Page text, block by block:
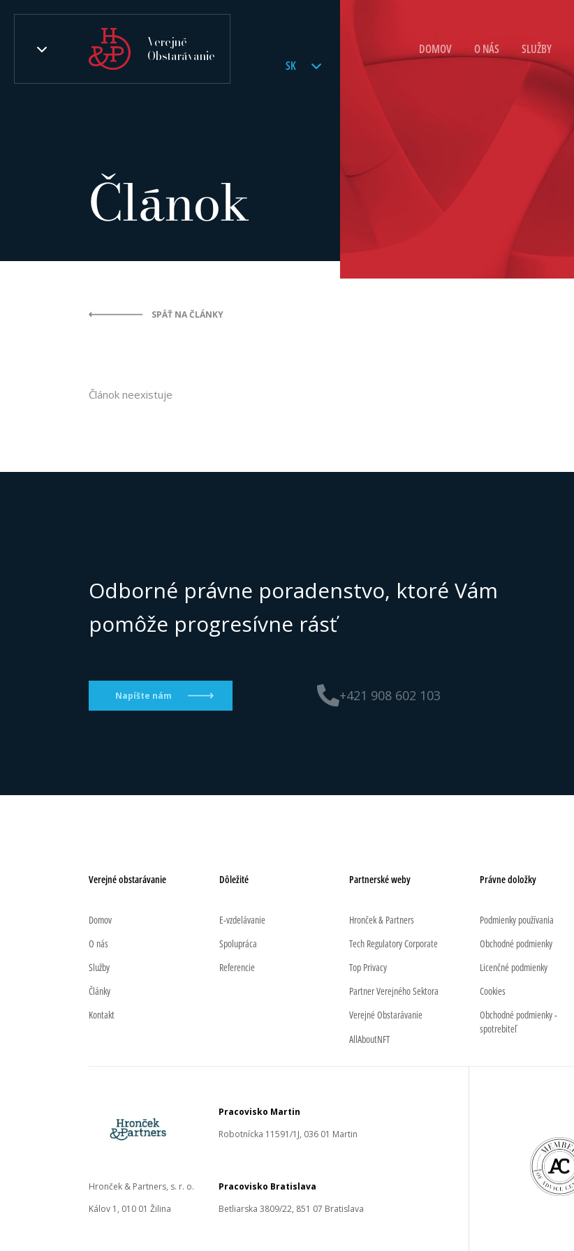
Verejné
Obstarávanie
SK
DOMOV O NÁS SLUŽBY
Článok
SPÄŤ NA ČLÁNKY
Článok neexistuje
Odborné právne poradenstvo, ktoré Vám
pomôže progresívne rásť
+421 908 602 103
Napíšte nám
Verejné obstarávanie
Domov
O nás
Služby
Články
Kontakt
Dôležité
E-vzdelávanie
Spolupráca
Referencie
Partnerské weby
Hronček & Partners
Tech Regulatory Corporate
Top Privacy
Partner Verejného Sektora
Verejné Obstarávanie
AllAboutNFT
Právne doložky
Podmienky používania
Obchodné podmienky
Licenčné podmienky
Cookies
Obchodné podmienky -
spotrebiteľ
Pracovisko Martin
Robotnícka 11591/1J, 036 01 Martin
Hronček & Partners, s. r. o.
Kálov 1, 010 01 Žilina
Pracovisko Bratislava
Betliarska 3809/22, 851 07 Bratislava